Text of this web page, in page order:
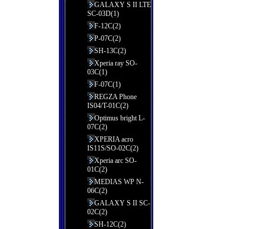
GALAXY S II LTE
SC-03D(1)
F-12C(2)
P-07C(2)
SH-13C(2)
Xperia ray SO-
03C(1)
F-07C(1)
REGZA Phone
IS04/T-01C(2)
Optimus bright L-
07C(2)
XPERIA acro
IS11S/SO-02C(2)
Xperia arc SO-
01C(2)
MEDIAS WP N-
06C(2)
GALAXY S II SC-
02C(2)
SH-12C(2)